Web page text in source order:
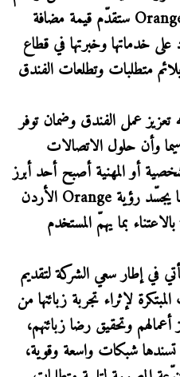
الفنادق والمنتجعات، مؤكداً أن Orange ستقدّم قيمة مضافة
على خدماتها وخبرتها في قطاع
متطلبات وتطلعات الفندق
عمل الفندق وضمان توفر
وأن حلول الاتصالات
أو المهنية أصبح أحد أبرز
الجوانب التي يبحث عنها النزلاء، ما يجسّد رؤية Orange الأردن
بما يهمّ المستخدم
في إطار سعي الشركة لتقديم
لإثراء تجربة زبائنها من
وتحقيق رضا زبائنهم،
مشيراً إلى ان خدمات Orange تسندها شبكات واسعة وقوية،